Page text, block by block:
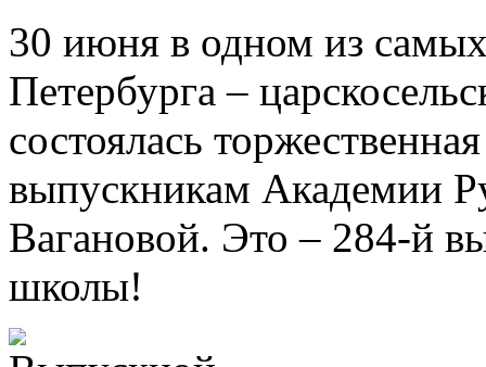
30 июня в одном из
Петербурга –
состоялась
выпускникам Академии
Вагановой. Это – 284-й
школы!